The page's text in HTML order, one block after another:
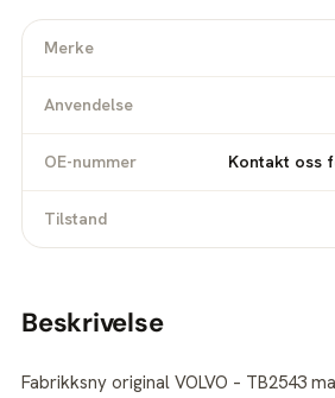
Merke
Anvendelse
OE-nummer Kontakt oss
Tilstand
Beskrivelse
Fabrikksny original VOLVO – TB2543